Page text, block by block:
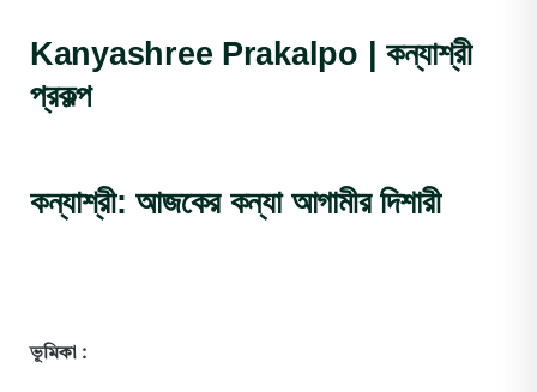
Kanyashree Prakalpo | কন্যাশ্রী
প্রকল্প
কন্যাশ্রী: আজকের কন্যা আগামীর দিশারী
ভূমিকা :